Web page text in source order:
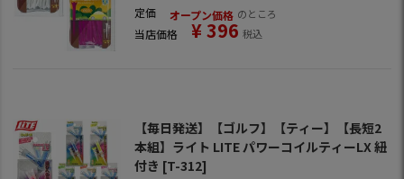
定価 オープン価格 のところ
当店価格 ¥396 税込
【毎日発送】【ゴルフ】【ティー】【長短2
本組】ライト LITE パワーコイルティーLX 紐
付き [T-312]